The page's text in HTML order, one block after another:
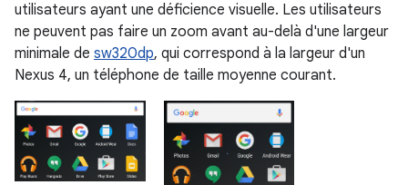
utilisateurs ayant une déficience visuelle. Les utilisateurs
ne peuvent pas faire un zoom avant au-delà d'une largeur
minimale de sw320dp, qui correspond à la largeur d'un
Nexus 4, un téléphone de taille moyenne courant.